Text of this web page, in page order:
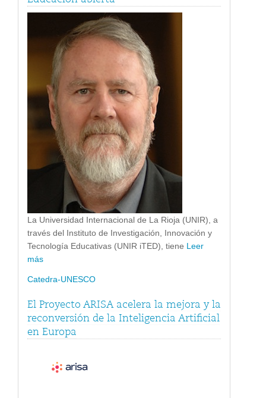
La Universidad Internacional de La Rioja (UNIR), a
través del Instituto de Investigación, Innovación y
Tecnología Educativas (UNIR iTED), tiene Leer
más
Catedra-UNESCO
El Proyecto ARISA acelera la mejora y la
reconversión de la Inteligencia Artificial
en Europa